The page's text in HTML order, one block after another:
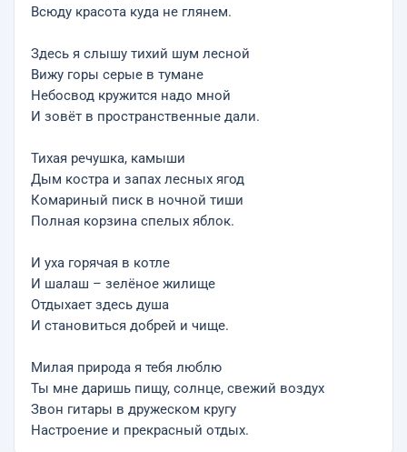
Всюду красота куда не глянем.
Здесь я слышу тихий шум лесной
Вижу горы серые в тумане
Небосвод кружится надо мной
И зовёт в пространственные дали.
Тихая речушка, камыши
Дым костра и запах лесных ягод
Комариный писк в ночной тиши
Полная корзина спелых яблок.
И уха горячая в котле
И шалаш – зелёное жилище
Отдыхает здесь душа
И становиться добрей и чище.
Милая природа я тебя люблю
Ты мне даришь пищу, солнце, свежий воздух
Звон гитары в дружеском кругу
Настроение и прекрасный отдых.